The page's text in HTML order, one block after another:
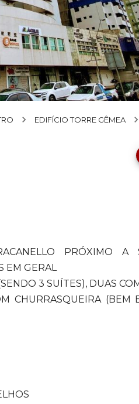
EDIFÍCIO TORRE GÊMEA
PRÓXIMO A
EM GERAL
3 SUÍTES), DUAS
CHURRASQUEIRA (BEM